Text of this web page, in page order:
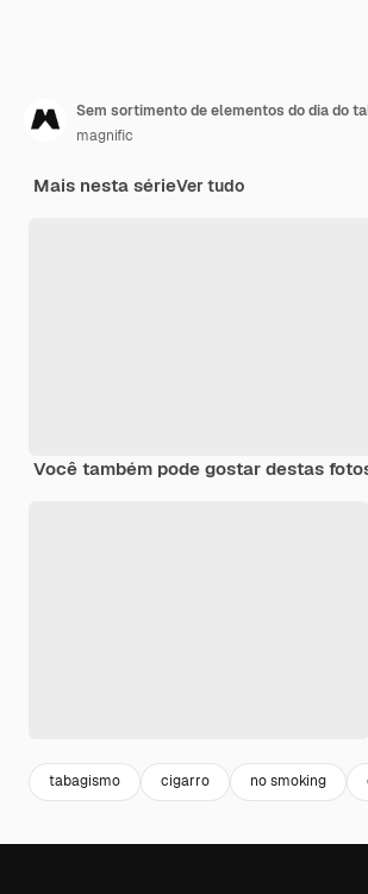
Sem sortimento de elementos do dia do
magnific
Mais nesta sérieVer tudo
Você também pode gostar destas
tabagismo cigarro no smoking